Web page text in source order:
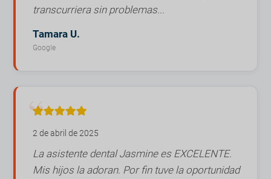
transcurriera sin problemas...
Tamara U.
Google
2 de abril de 2025
La asistente dental Jasmine es EXCELENTE.
Mis hijos la adoran. Por fin tuve la oportunidad